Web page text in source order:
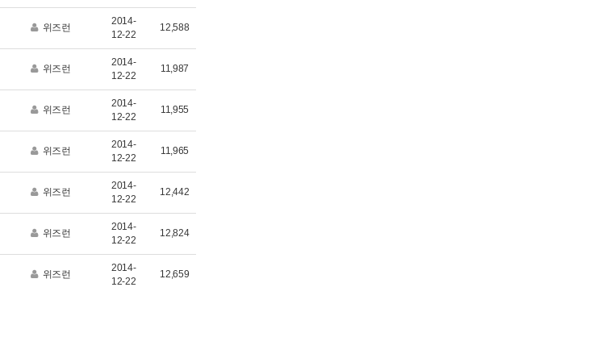
위즈런
2014-
12-22
12,588
위즈런
2014-
12-22
11,987
위즈런
2014-
12-22
11,955
위즈런
2014-
12-22
11,965
위즈런
2014-
12-22
12,442
위즈런
2014-
12-22
12,824
위즈런
2014-
12-22
12,659